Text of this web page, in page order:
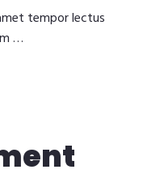
tempor lectus
…